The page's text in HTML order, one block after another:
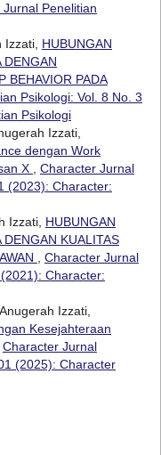
Penelitian
Izzati, HUBUNGAN
DENGAN
BEHAVIOR PADA
Psikologi: Vol. 8 No. 3
Psikologi
Izzati,
dengan Work
X , Character Jurnal
(2023): Character:
Izzati, HUBUNGAN
DENGAN KUALITAS
, Character Jurnal
Character:
Izzati,
Kesejahteraan
Character Jurnal
(2025): Character